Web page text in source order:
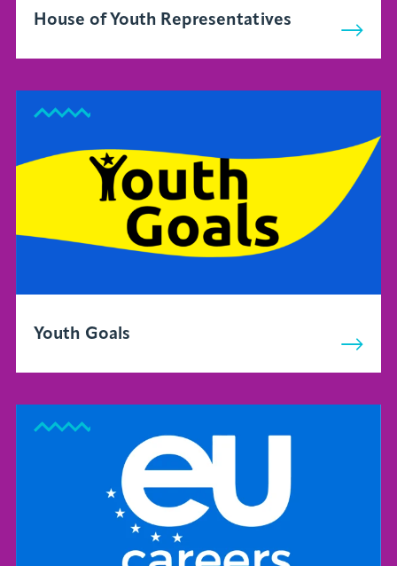
House of Youth Representatives
Youth Goals